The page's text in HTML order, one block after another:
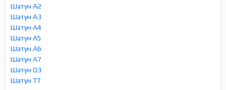
Шатун A2
Шатун A3
Шатун A4
Шатун A5
Шатун A6
Шатун A7
Шатун Q3
Шатун TT